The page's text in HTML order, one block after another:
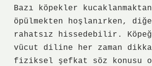
Bazı köpekler
öpülmekten hoşlanırken,
rahatsız hissedebilir.
vücut diline her zaman
fiziksel şefkat söz konusu